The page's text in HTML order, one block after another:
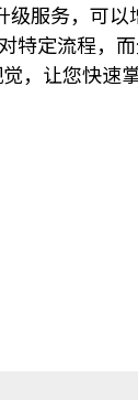
服务，可
特定流程，
，让您快速